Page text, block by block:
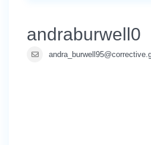
andraburwell0